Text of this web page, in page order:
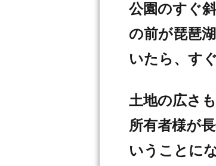
公園のすぐ
の前が琵琶
いたら、す
土地の広さも
所有者様が
いうことにな